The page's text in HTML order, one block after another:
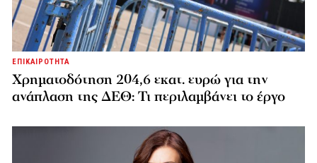
ΕΠΙΚΑΙΡΟΤΗΤΑ
Χρηματοδότηση 204,6 εκατ. ευρώ για την
ανάπλαση της ΔΕΘ: Τι περιλαμβάνει το έργο